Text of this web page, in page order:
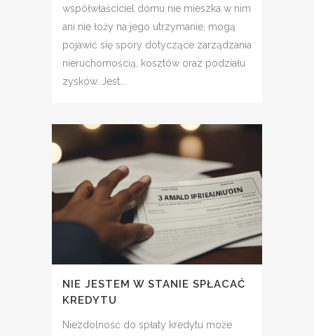
współwłaściciel domu nie mieszka w nim
ani nie łoży na jego utrzymanie, mogą
pojawić się spory dotyczące zarządzania
nieruchomością, kosztów oraz podziału
zysków. Jest...
NIE JESTEM W STANIE SPŁACAĆ
KREDYTU
Niezdolność do spłaty kredytu może